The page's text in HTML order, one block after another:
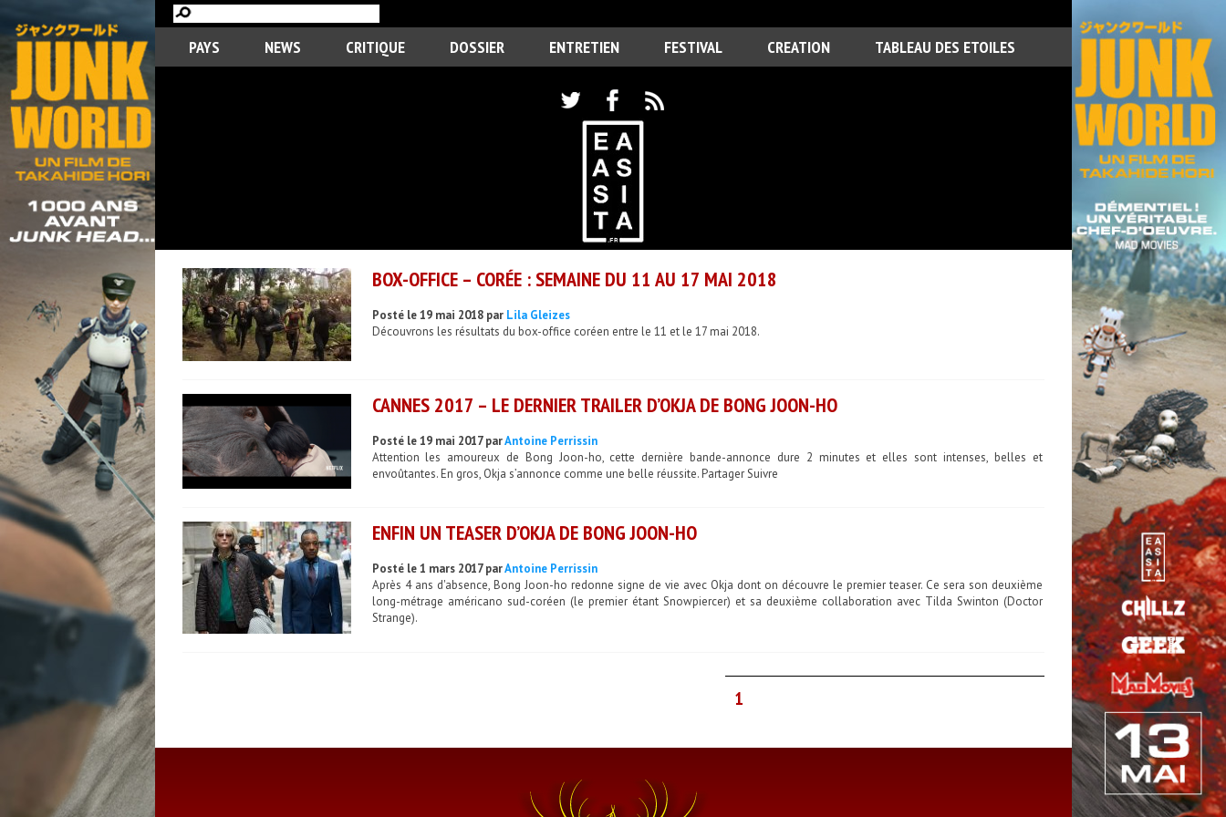
PAYS NEWS CRITIQUE DOSSIER ENTRETIEN FESTIVAL CREATION TABLEAU DES ETOILES
BOX-OFFICE – CORÉE : SEMAINE DU 11 AU 17 MAI 2018
Posté le 19 mai 2018 par Lila Gleizes
Découvrons les résultats du box-office coréen entre le 11 et le 17 mai 2018.
CANNES 2017 – LE DERNIER TRAILER D’OKJA DE BONG JOON-HO
Posté le 19 mai 2017 parAntoine Perrissin
Attention les amoureux de Bong Joon-ho, cette dernière bande-annonce dure 2 minutes et elles sont intenses, belles et
envoûtantes. En gros, Okja s’annonce comme une belle réussite. Partager Suivre
ENFIN UN TEASER D’OKJA DE BONG JOON-HO
Posté le 1 mars 2017 parAntoine Perrissin
Après 4 ans d'absence, Bong Joon-ho redonne signe de vie avec Okja dont on découvre le premier teaser. Ce sera son deuxième
long-métrage américano sud-coréen (le premier étant Snowpiercer) et sa deuxième collaboration avec Tilda Swinton (Doctor
Strange).
1